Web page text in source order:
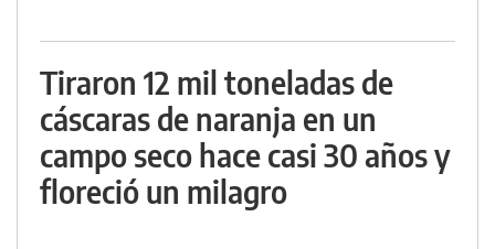
Tiraron 12 mil toneladas de
cáscaras de naranja en un
campo seco hace casi 30 años y
floreció un milagro